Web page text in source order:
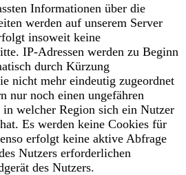
Informationen über die
werden auf unserem Server
insoweit keine
IP-Adressen werden zu Beginn
durch Kürzung
nicht mehr eindeutig zugeordnet
nur noch einen ungefähren
welcher Region sich ein Nutzer
Es werden keine Cookies für
erfolgt keine aktive Abfrage
Nutzers erforderlichen
des Nutzers.